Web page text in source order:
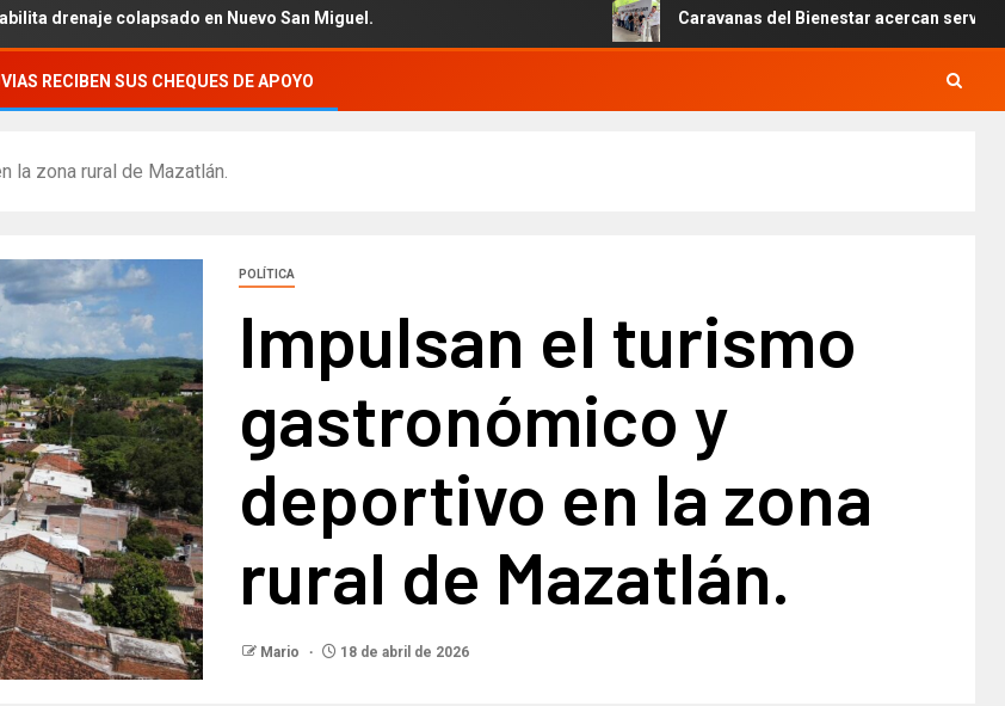
colapsado en Nuevo San Miguel. Caravanas del Bienestar acercan servicios
RECIBEN SUS CHEQUES DE APOYO
la zona rural de Mazatlán.
POLÍTICA
Impulsan el turismo
gastronómico y
deportivo en la zona
rural de Mazatlán.
Mario 18 de abril de 2026